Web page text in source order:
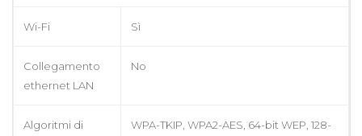
Wi-Fi Sì
Collegamento
ethernet LAN
No
Algoritmi di
WPA-TKIP, WPA2-AES, 64-bit WEP, 128-